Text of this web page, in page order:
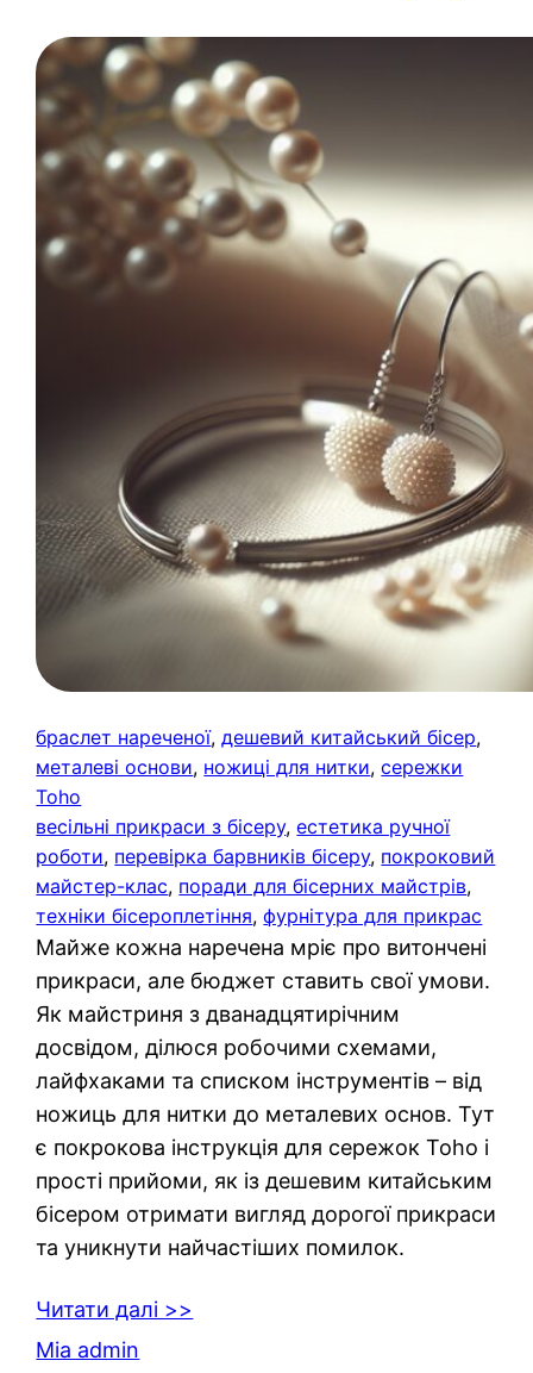
браслет нареченої, дешевий китайський бісер
металеві основи, ножиці для нитки, сережки
Toho
весільні прикраси з бісеру, естетика ручної
роботи, перевірка барвників бісеру, покроковий
майстер-клас, поради для бісерних майстрів
техніки бісероплетіння, фурнітура для прикрас
Майже кожна наречена мріє про витончені
прикраси, але бюджет ставить свої умови.
Як майстриня з дванадцятирічним
досвідом, ділюся робочими схемами,
лайфхаками та списком інструментів – від
ножиць для нитки до металевих основ. Тут
є покрокова інструкція для сережок Toho і
прості прийоми, як із дешевим китайським
бісером отримати вигляд дорогої прикраси
та уникнути найчастіших помилок.
Читати далі >>
Mia admin